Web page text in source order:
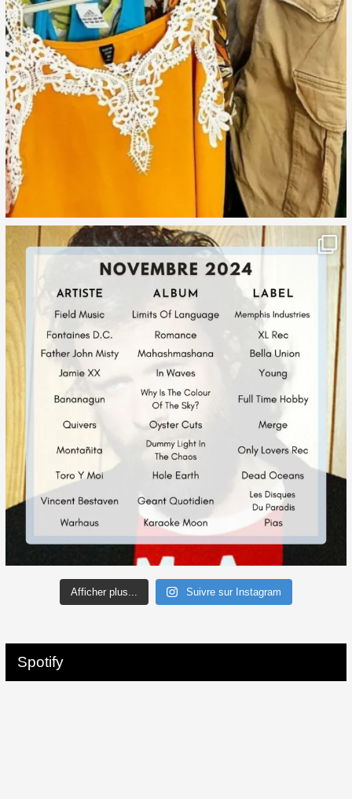
Afficher plus... Suivre sur Instagram
Spotify